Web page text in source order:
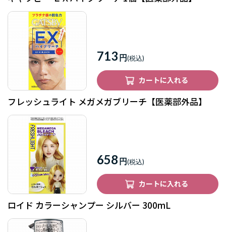
713 円
カートに入れる
フレッシュライト メガメガブリーチ【医薬部外品】
658 円
カートに入れる
ロイド カラーシャンプー シルバー 300mL